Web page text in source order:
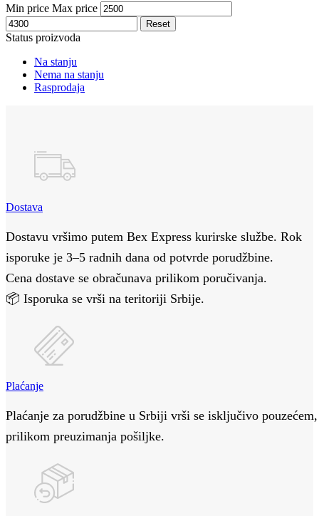
Min price Max price
Reset
Status proizvoda
Na stanju
Nema na stanju
Rasprodaja
Dostava
Dostavu vršimo putem Bex Express kurirske službe. Rok
isporuke je 3–5 radnih dana od potvrde porudžbine.
Cena dostave se obračunava prilikom poručivanja.
📦 Isporuka se vrši na teritoriji Srbije.
Plaćanje
Plaćanje za porudžbine u Srbiji vrši se isključivo pouzećem,
prilikom preuzimanja pošiljke.